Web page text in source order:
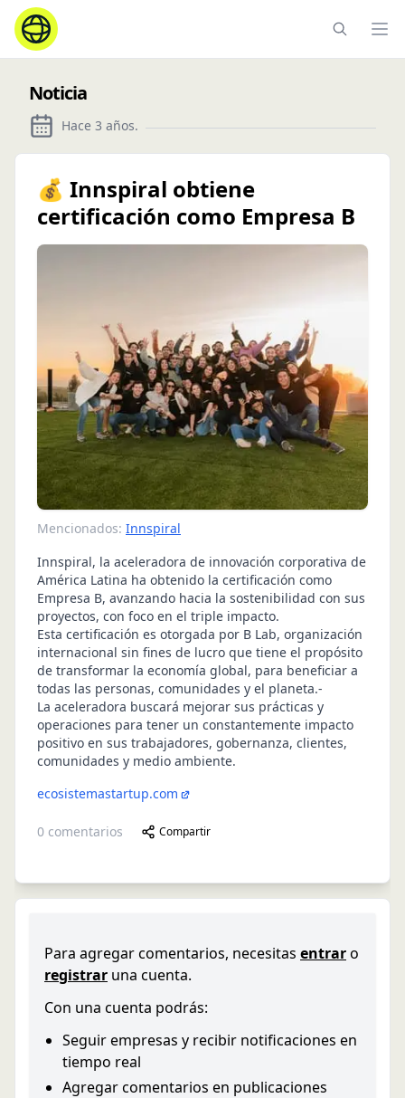
Noticia
Hace 3 años.
💰 Innspiral obtiene
certificación como Empresa B
Mencionados: Innspiral
Innspiral, la aceleradora de innovación corporativa de
América Latina ha obtenido la certificación como
Empresa B, avanzando hacia la sostenibilidad con sus
proyectos, con foco en el triple impacto.
Esta certificación es otorgada por B Lab, organización
internacional sin fines de lucro que tiene el propósito
de transformar la economía global, para beneficiar a
todas las personas, comunidades y el planeta.-
La aceleradora buscará mejorar sus prácticas y
operaciones para tener un constantemente impacto
positivo en sus trabajadores, gobernanza, clientes,
comunidades y medio ambiente.
ecosistemastartup.com
0 comentarios Compartir
Para agregar comentarios, necesitas entraro
registrar una cuenta.
Con una cuenta podrás:
Seguir empresas y recibir notificaciones en
tiempo real
Agregar comentarios en publicaciones